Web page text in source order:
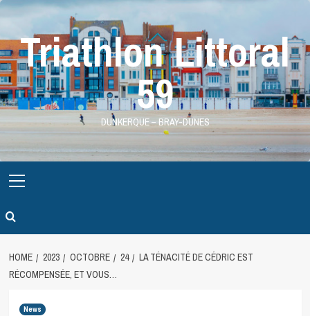
Skip
contentTriathlon Littoral
59
DUNKERQUE – BRAY-DUNES
Menu
HOME 2023 OCTOBRE 24
LA TÉNACITÉ DE CÉDRIC EST
RÉCOMPENSÉE, ET VOUS…
News